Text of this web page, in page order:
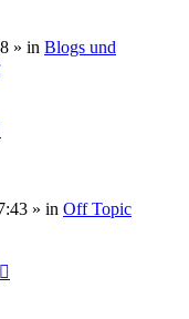
» in Blogs und
» in Off Topic